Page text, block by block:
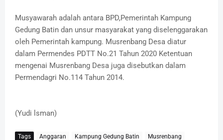
Musyawarah adalah antara BPD,Pemerintah Kampung
Gedung Batin dan unsur masyarakat yang diselenggarakan
oleh Pemerintah kampung. Musrenbang Desa diatur
dalam Permendes PDTT No.21 Tahun 2020 Ketentuan
mengenai Musrenbang Desa juga disebutkan dalam
Permendagri No.114 Tahun 2014.
(Yudi lsman)
Tags Anggaran Kampung Gedung Batin Musrenbang